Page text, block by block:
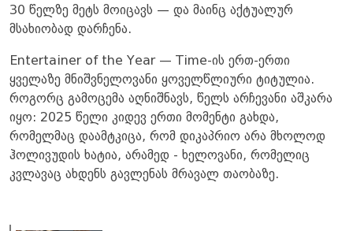
30 წელზე მეტს მოიცავს — და მაინც აქტუალურ
მსახიობად დარჩენა.
Entertainer of the Year — Time-ის ერთ-ერთი
ყველაზე მნიშვნელოვანი ყოველწლიური ტიტულია.
როგორც გამოცემა აღნიშნავს, წელს არჩევანი აშკარა
იყო: 2025 წელი კიდევ ერთი მომენტი გახდა,
რომელმაც დაამტკიცა, რომ დიკაპრიო არა მხოლოდ
ჰოლივუდის ხატია, არამედ - ხელოვანი, რომელიც
კვლავაც ახდენს გავლენას მრავალ თაობაზე.